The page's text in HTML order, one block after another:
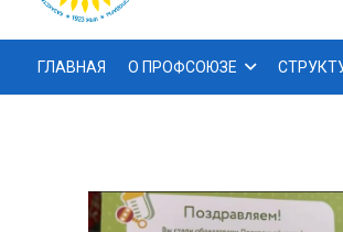
ГЛАВНАЯ О ПРОФСОЮЗЕ